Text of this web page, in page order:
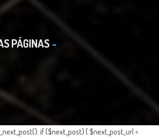
PÁGINAS
if ($next_post) { $next_post_url =